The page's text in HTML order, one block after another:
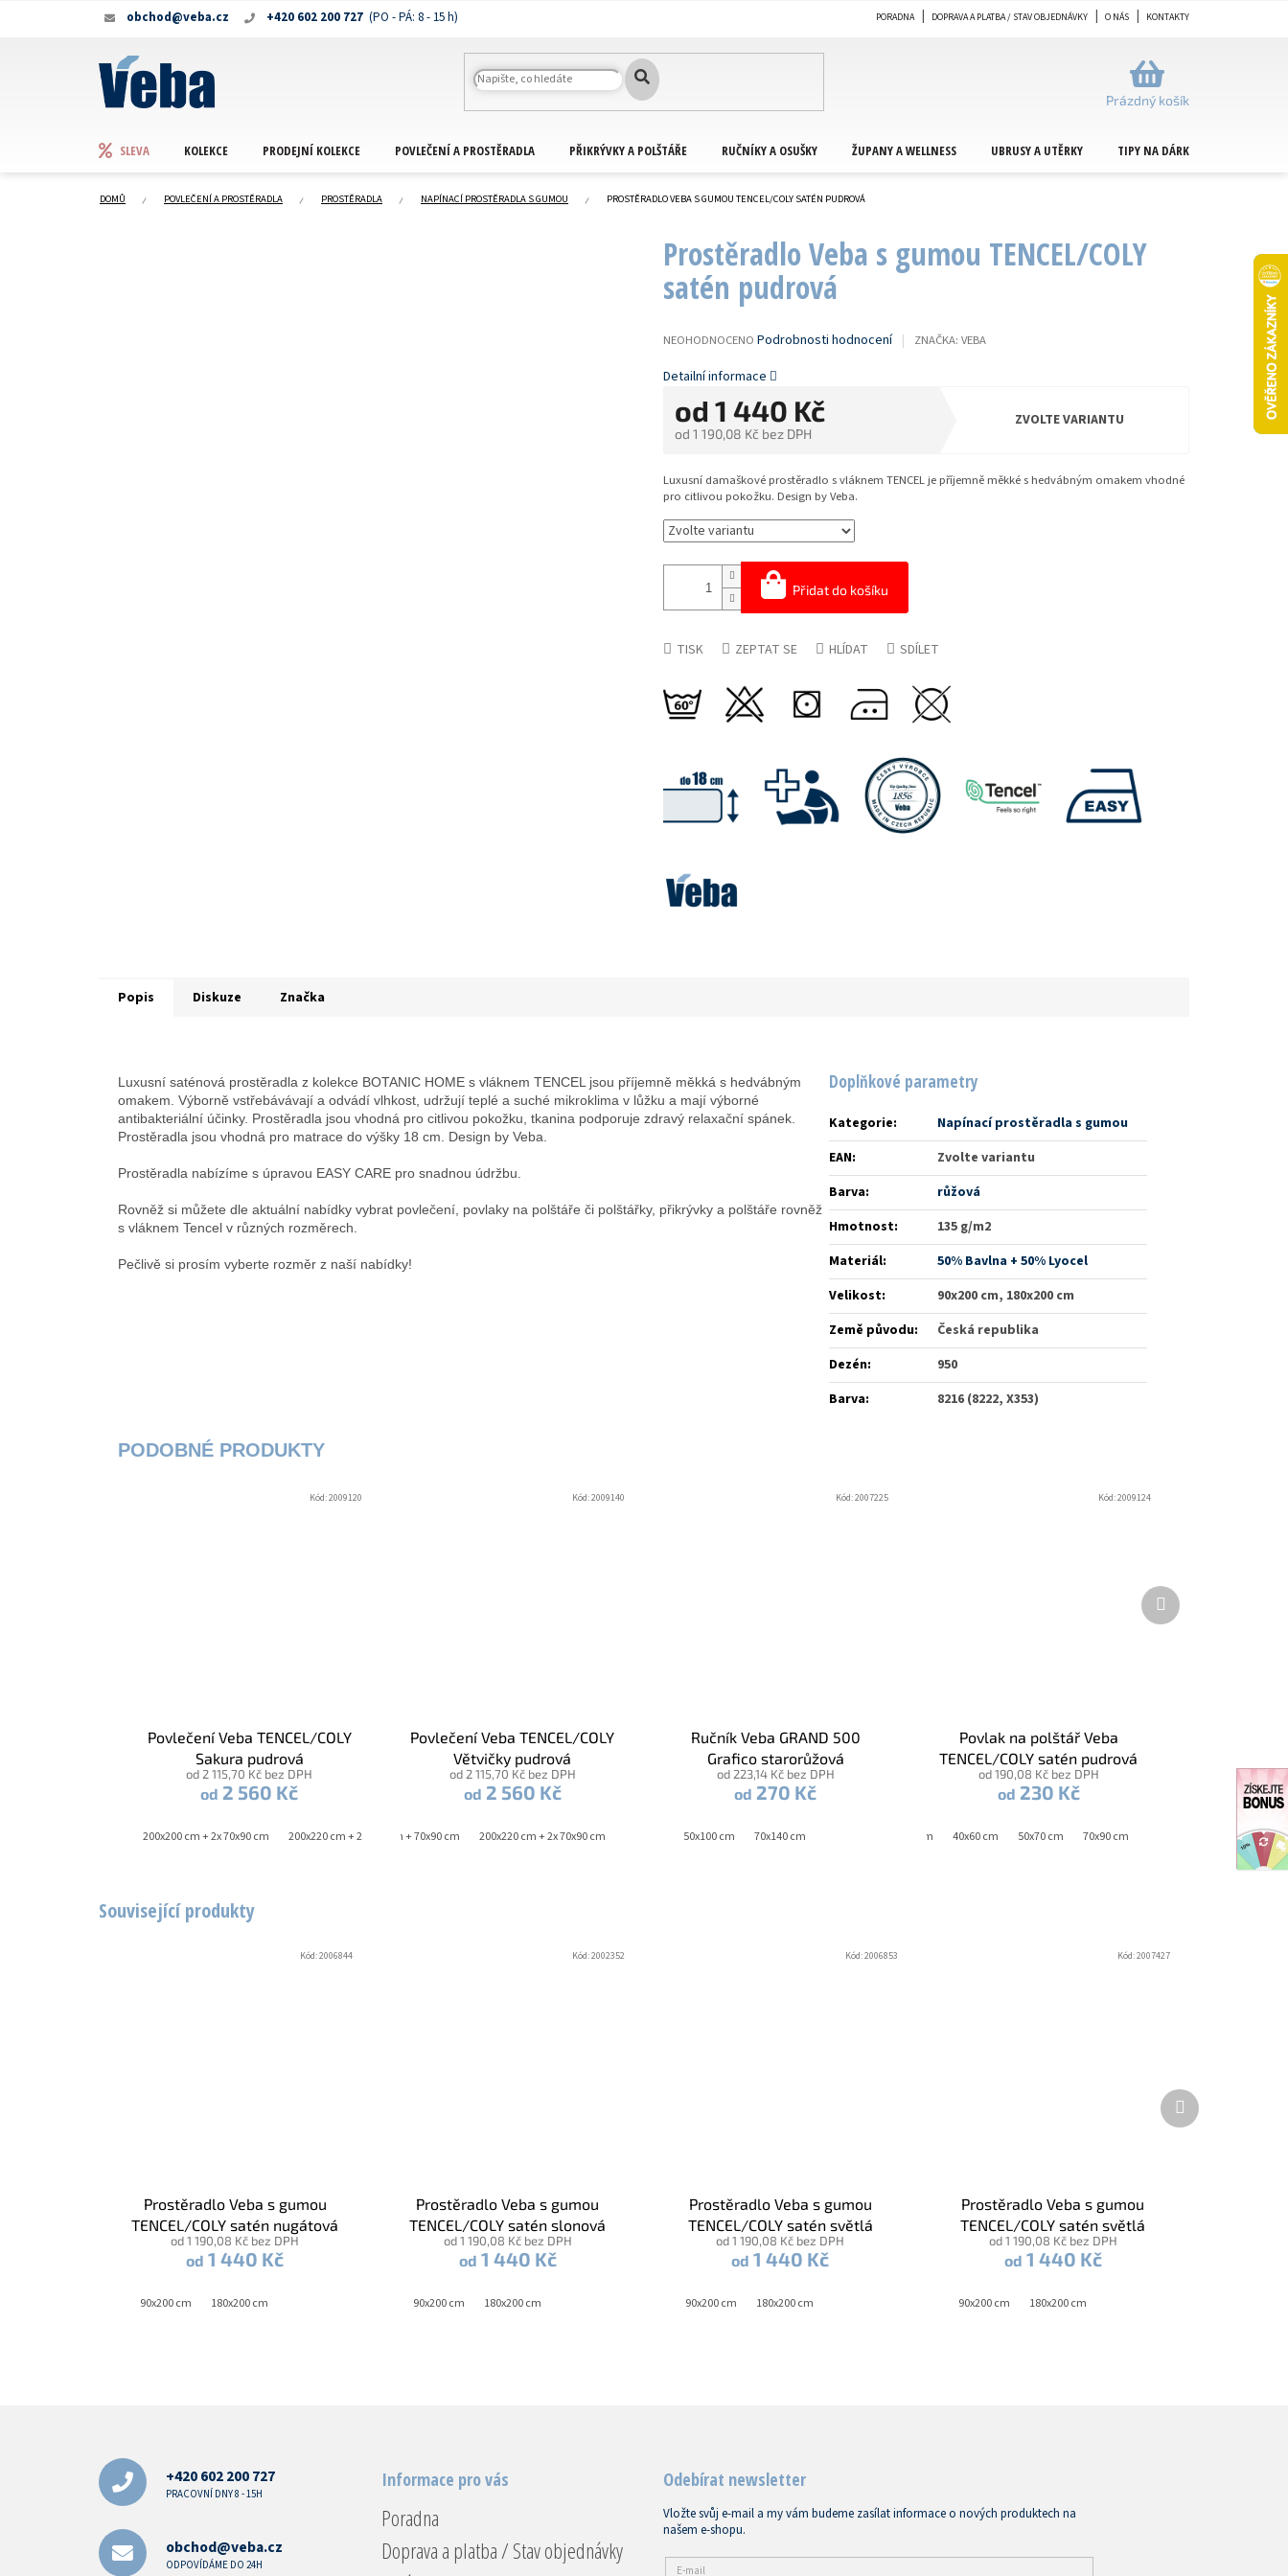
+420 602 200 727
obchod@veba.cz PORADNA DOPRAVA A PLATBA / STAV OBJEDNÁVKY O NÁS KONTAKTY
NÁKUPNÍ
KOŠÍK
Prázdný košík
SLEVA KOLEKCE PRODEJNÍ KOLEKCE POVLEČENÍ A PROSTĚRADLA PŘIKRÝVKY A POLŠTÁŘE RUČNÍKY A OSUŠKY ŽUPANY A WELLNESS UBRUSY A UTĚRKY TIPY NA DÁRKY
DOMŮ POVLEČENÍ A PROSTĚRADLA PROSTĚRADLA NAPÍNACÍ PROSTĚRADLA S GUMOU PROSTĚRADLO VEBA S GUMOU TENCEL/COLY SATÉN PUDROVÁ
Prostěradlo Veba s gumou TENCEL/COLY
satén pudrová
PRŮMĚRNÉ
PRODUKTU
NEOHODNOCENO Podrobnosti hodnocení ZNAČKA: VEBA
od 1 440 Kč
od 1 190,08 Kč bez DPH
cena:
ZVOLTE VARIANTU
Přidat do košíku
Luxusní damaškové prostěradlo s vláknem TENCEL je příjemně měkké s hedvábným omakem vhodné
pro citlivou pokožku. Design by Veba.
Detailní informace
TISK ZEPTAT SE HLÍDAT SDÍLET
Související produkty
Prostěradlo Veba s gumou
TENCEL/COLY satén nugátová
od 1 190,08 Kč bez DPH
od 1 440 Kč
90x200 cm 180x200 cm
Kód:2006844
Prostěradlo Veba s gumou
TENCEL/COLY satén slonová
kost
od 1 190,08 Kč bez DPH
od 1 440 Kč
90x200 cm 180x200 cm
Kód:2002352
Prostěradlo Veba s gumou
TENCEL/COLY satén světlá
modrá
od 1 190,08 Kč bez DPH
od 1 440 Kč
90x200 cm 180x200 cm
Kód:2006853
Prostěradlo Veba s gumou
TENCEL/COLY satén světlá
zelená
od 1 190,08 Kč bez DPH
od 1 440 Kč
90x200 cm 180x200 cm
Kód:2007427
Další
produkt
Popis Diskuze Značka
Luxusní saténová prostěradla z kolekce BOTANIC HOME s vláknem TENCEL jsou příjemně měkká s hedvábným
omakem. Výborně vstřebávávají a odvádí vlhkost, udržují teplé a suché mikroklima v lůžku a mají výborné
antibakteriální účinky. Prostěradla jsou vhodná pro citlivou pokožku, tkanina podporuje zdravý relaxační spánek.
Prostěradla jsou vhodná pro matrace do výšky 18 cm. Design by Veba.
Prostěradla nabízíme s úpravou EASY CARE pro snadnou údržbu.
Rovněž si můžete dle aktuální nabídky vybrat povlečení, povlaky na polštáře či polštářky, přikrývky a polštáře rovněž
s vláknem Tencel v různých rozměrech.
Pečlivě si prosím vyberte rozměr z naší nabídky!
Doplňkové parametry
Kategorie:
Napínací prostěradla s gumou
EAN:
Zvolte variantu
Barva:
růžová
Hmotnost:
135 g/m2
Materiál:
50% Bavlna + 50% Lyocel
Velikost:
90x200 cm, 180x200 cm
Země původu:
Česká republika
Dezén:
950
Barva: 8216 (8222, X353)
Povlečení Veba TENCEL/COLY
Sakura pudrová
od 2 115,70 Kč bez DPH
od 2 560 Kč
200x200 cm + 2x 70x90 cm 200x220 cm + 2x 70x90 cm 240x220 cm + 2x 70x90 cm
Kód:2009120
Povlečení Veba TENCEL/COLY
Větvičky pudrová
od 2 115,70 Kč bez DPH
od 2 560 Kč
140x200 cm + 70x90 cm 140x220 cm + 70x90 cm 200x220 cm + 2x 70x90 cm 240x220 cm + 2x 70x90 cm
Kód:2009140
Ručník Veba GRAND 500
Grafico starorůžová
od 223,14 Kč bez DPH
od 270 Kč
50x100 cm 70x140 cm
Kód:2007225
Povlak na polštář Veba
TENCEL/COLY satén pudrová
od 190,08 Kč bez DPH
od 230 Kč
40x40 cm 40x60 cm 50x70 cm 70x90 cm
Kód:2009124
Další
produkt
+420 602 200 727
PRACOVNÍ DNY 8 - 15H
obchod@veba.cz
ODPOVÍDÁME DO 24H
Informace pro vás
Poradna
Doprava a platba / Stav objednávky
Odebírat newsletter
Vložte svůj e-mail a my vám budeme zasílat informace o nových produktech na
našem e-shopu.
E-mail